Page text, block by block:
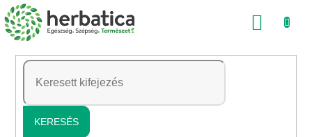
Ugrás
a
tartalomhoz
KERESÉS